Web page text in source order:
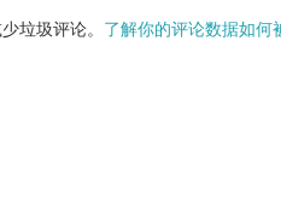
垃圾评论。 了解你的评论数据如何